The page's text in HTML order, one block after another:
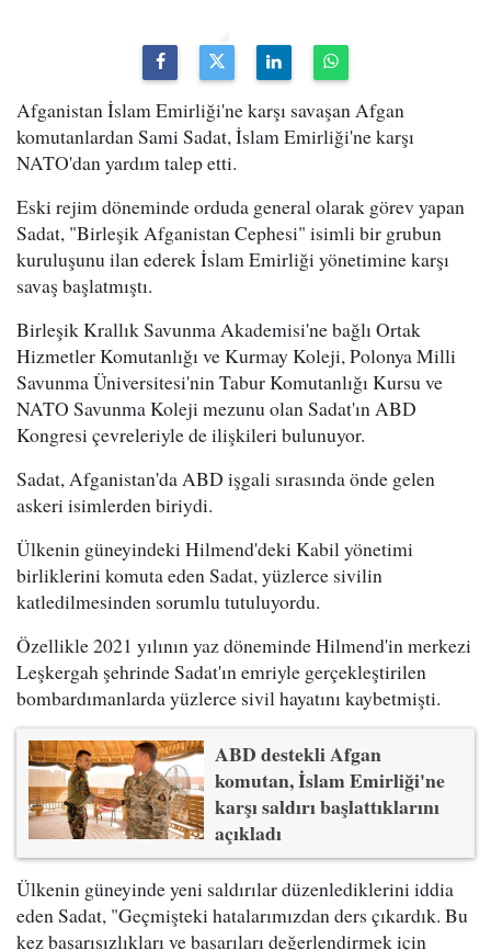
Afganistan İslam Emirliği'ne karşı savaşan Afgan
komutanlardan Sami Sadat, İslam Emirliği'ne karşı
NATO'dan yardım talep etti.
Eski rejim döneminde orduda general olarak görev yapan
Sadat, "Birleşik Afganistan Cephesi" isimli bir grubun
kuruluşunu ilan ederek İslam Emirliği yönetimine karşı
savaş başlatmıştı.
Birleşik Krallık Savunma Akademisi'ne bağlı Ortak
Hizmetler Komutanlığı ve Kurmay Koleji, Polonya Milli
Savunma Üniversitesi'nin Tabur Komutanlığı Kursu ve
NATO Savunma Koleji mezunu olan Sadat'ın ABD
Kongresi çevreleriyle de ilişkileri bulunuyor.
Sadat, Afganistan'da ABD işgali sırasında önde gelen
askeri isimlerden biriydi.
Ülkenin güneyindeki Hilmend'deki Kabil yönetimi
birliklerini komuta eden Sadat, yüzlerce sivilin
katledilmesinden sorumlu tutuluyordu.
Özellikle 2021 yılının yaz döneminde Hilmend'in merkezi
Leşkergah şehrinde Sadat'ın emriyle gerçekleştirilen
bombardımanlarda yüzlerce sivil hayatını kaybetmişti.
ABD destekli Afgan
komutan, İslam Emirliği'ne
karşı saldırı başlattıklarını
açıkladı
Ülkenin güneyinde yeni saldırılar düzenlediklerini iddia
eden Sadat, "Geçmişteki hatalarımızdan ders çıkardık. Bu
kez başarısızlıkları ve başarıları değerlendirmek için